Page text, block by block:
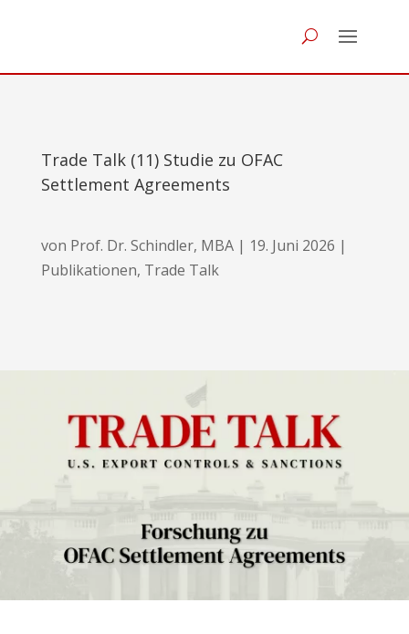
Trade Talk (11) Studie zu OFAC
Settlement Agreements
von Prof. Dr. Schindler, MBA| 19. Juni 2026 |
Publikationen, Trade Talk